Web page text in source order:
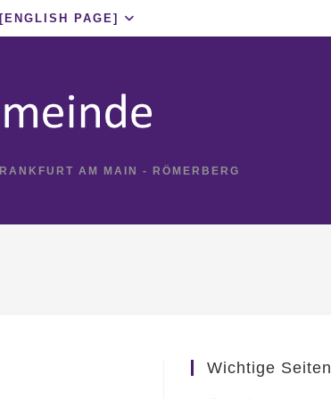
[ENGLISH PAGE]
AM MAIN - RÖMERBERG
Wichtige Seiten